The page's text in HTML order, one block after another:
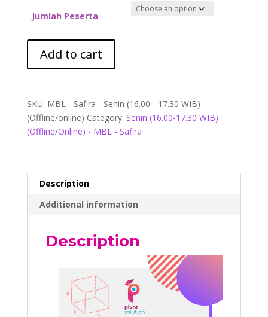
Jumlah Peserta
Senin
(16.00
-
quantity
Add to cart
SKU: MBL - Safira - Senin (16.00 - 17.30 WIB)
(Offline/online) Category: Senin (16.00-17.30 WIB)
(Offline/Online) - MBL - Safira
Description
Additional information
Description